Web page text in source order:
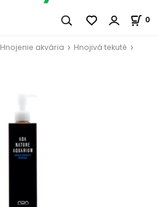
0
Hnojenie akvária
Hnojivá tekuté